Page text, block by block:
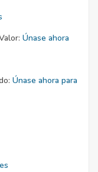
Únase ahora
Únase ahora para